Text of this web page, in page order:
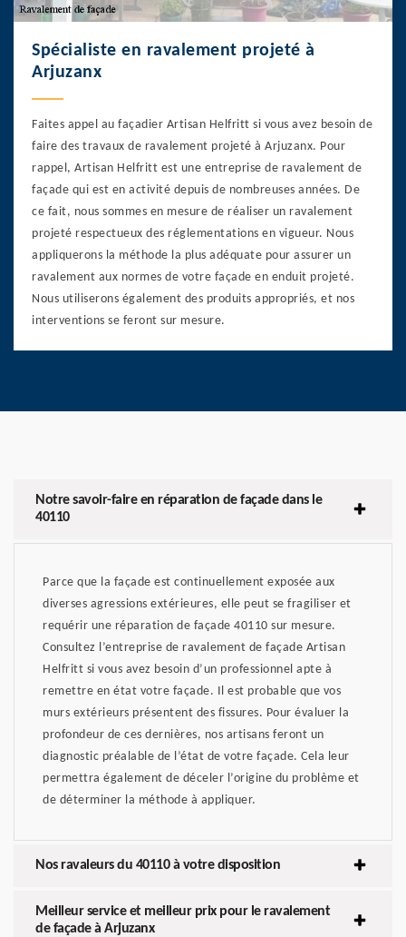
Spécialiste en ravalement projeté à
Arjuzanx
Faites appel au façadier Artisan Helfritt si vous avez besoin de
faire des travaux de ravalement projeté à Arjuzanx. Pour
rappel, Artisan Helfritt est une entreprise de ravalement de
façade qui est en activité depuis de nombreuses années. De
ce fait, nous sommes en mesure de réaliser un ravalement
projeté respectueux des réglementations en vigueur. Nous
appliquerons la méthode la plus adéquate pour assurer un
ravalement aux normes de votre façade en enduit projeté.
Nous utiliserons également des produits appropriés, et nos
interventions se feront sur mesure.
Notre savoir-faire en réparation de façade dans le
40110
Parce que la façade est continuellement exposée aux
diverses agressions extérieures, elle peut se fragiliser et
requérir une réparation de façade 40110 sur mesure.
Consultez l’entreprise de ravalement de façade Artisan
Helfritt si vous avez besoin d’un professionnel apte à
remettre en état votre façade. Il est probable que vos
murs extérieurs présentent des fissures. Pour évaluer la
profondeur de ces dernières, nos artisans feront un
diagnostic préalable de l’état de votre façade. Cela leur
permettra également de déceler l’origine du problème et
de déterminer la méthode à appliquer.
Nos ravaleurs du 40110 à votre disposition
Meilleur service et meilleur prix pour le ravalement
de façade à Arjuzanx